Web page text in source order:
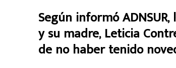
Según informó
y su madre, Leticia
de no haber tenido